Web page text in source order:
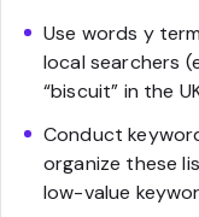
Use words y
local searchers
“biscuit” in the
Conduct
organize these
low-value